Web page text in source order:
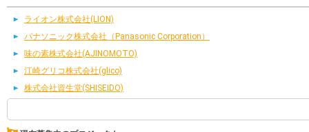
ライオン株式会社(LION)
パナソニック株式会社（Panasonic Corporation）
味の素株式会社(AJINOMOTO)
江崎グリコ株式会社(glico)
株式会社資生堂(SHISEIDO)